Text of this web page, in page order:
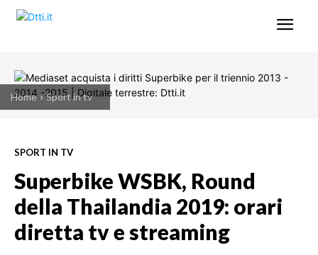
Home Sport in tv
SPORT IN TV
Superbike WSBK, Round
della Thailandia 2019: orari
diretta tv e streaming